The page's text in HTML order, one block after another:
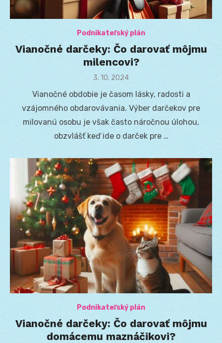
Podnikateľský plán
Vianočné darčeky: Čo darovať môjmu
milencovi?
Posted
3. 10. 2024
Vianočné obdobie je časom lásky, radosti a
vzájomného obdarovávania. Výber darčekov pre
milovanú osobu je však často náročnou úlohou,
obzvlášť keď ide o darček pre …
Podnikateľský plán
Vianočné darčeky: Čo darovať môjmu
domácemu maznáčikovi?